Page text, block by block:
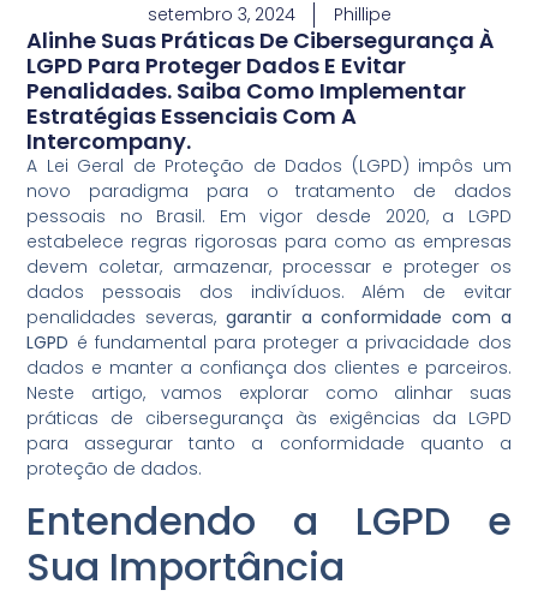
setembro 3, 2024 Phillipe
Alinhe Suas Práticas De Cibersegurança À
LGPD Para Proteger Dados E Evitar
Penalidades. Saiba Como Implementar
Estratégias Essenciais Com A
Intercompany.
A Lei Geral de Proteção de Dados (LGPD) impôs um
novo paradigma para o tratamento de dados
pessoais no Brasil. Em vigor desde 2020, a LGPD
estabelece regras rigorosas para como as empresas
devem coletar, armazenar, processar e proteger os
dados pessoais dos indivíduos. Além de evitar
penalidades severas, garantir a conformidade com a
LGPD é fundamental para proteger a privacidade dos
dados e manter a confiança dos clientes e parceiros.
Neste artigo, vamos explorar como alinhar suas
práticas de cibersegurança às exigências da LGPD
para assegurar tanto a conformidade quanto a
proteção de dados.
Entendendo a LGPD e
Sua Importância